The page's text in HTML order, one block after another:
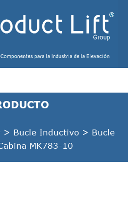
> Bucle Inductivo> Bucle
MK783-10